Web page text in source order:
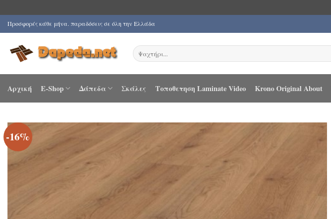
Μετάβαση
στο
περιεχόμενο
Προσφορές κάθε μήνα. παραδόσεις σε όλη την Ελλάδα
Αναζήτηση
για:
Αρχική E-Shop Δάπεδα Σκάλες Τοποθετηση Laminate Video Krono Original About
-16%